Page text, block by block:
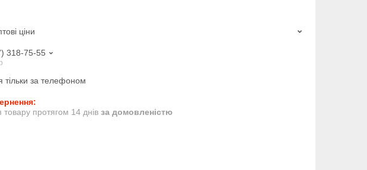
ціни
318-75-55
тільки за телефоном
протягом 14 днів за домовленістю